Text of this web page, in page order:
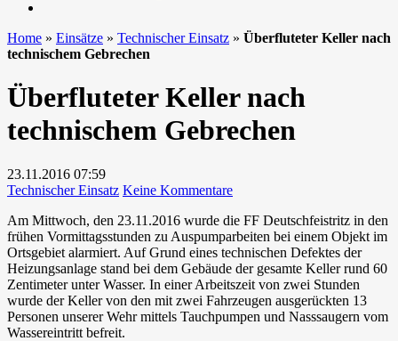
Home » Einsätze » Technischer Einsatz » Überfluteter Keller nach
technischem Gebrechen
Überfluteter Keller nach
technischem Gebrechen
23.11.2016 07:59
Technischer Einsatz Keine Kommentarezu
Keller
nach
technischem
Gebrechen
Am Mittwoch, den 23.11.2016 wurde die FF Deutschfeistritz in den
frühen Vormittagsstunden zu Auspumparbeiten bei einem Objekt im
Ortsgebiet alarmiert. Auf Grund eines technischen Defektes der
Heizungsanlage stand bei dem Gebäude der gesamte Keller rund 60
Zentimeter unter Wasser. In einer Arbeitszeit von zwei Stunden
wurde der Keller von den mit zwei Fahrzeugen ausgerückten 13
Personen unserer Wehr mittels Tauchpumpen und Nasssaugern vom
Wassereintritt befreit.